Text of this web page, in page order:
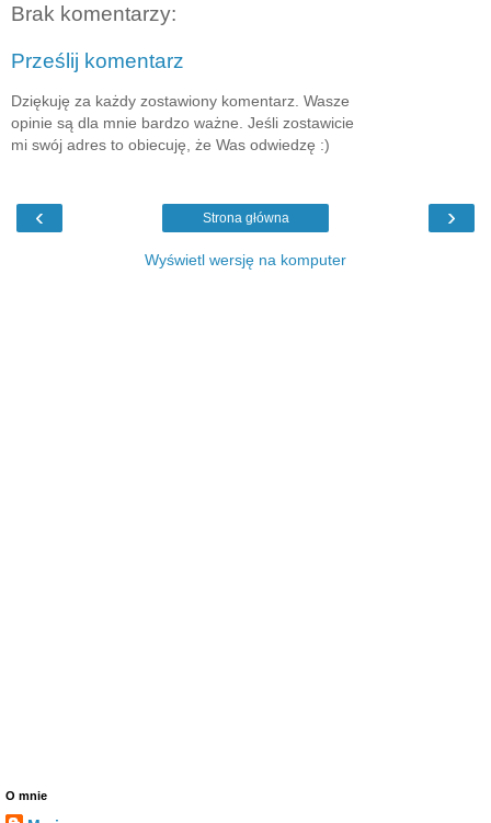
Brak komentarzy:
Prześlij komentarz
Dziękuję za każdy zostawiony komentarz. Wasze
opinie są dla mnie bardzo ważne. Jeśli zostawicie
mi swój adres to obiecuję, że Was odwiedzę :)
‹ ›
Strona główna
Wyświetl wersję na komputer
O mnie